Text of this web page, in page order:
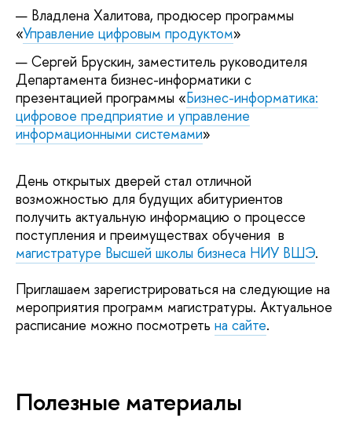
Владлена Халитова, продюсер программы
«Управление цифровым продуктом»
Сергей Брускин, заместитель руководителя
Департамента бизнес-информатики с
презентацией программы «Бизнес-информатика:
цифровое предприятие и управление
информационными системами»
День открытых дверей стал отличной
возможностью для будущих абитуриентов
получить актуальную информацию о процессе
поступления и преимуществах обучения в
магистратуре Высшей школы бизнеса НИУ ВШЭ.
Приглашаем зарегистрироваться на следующие на
мероприятия программ магистратуры. Актуальное
расписание можно посмотреть на сайте.
Полезные материалы